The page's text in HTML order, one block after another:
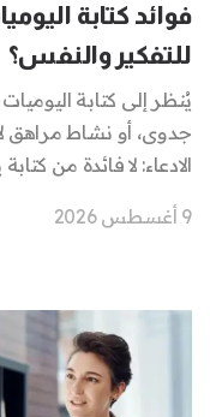
فوائد كتابة
للتفكير والنفس؟
يُنظر إلى كتابة
جدوى، أو نشاط مراهق لا
الادعاء: لا فائدة من
9 أغسطس 2026